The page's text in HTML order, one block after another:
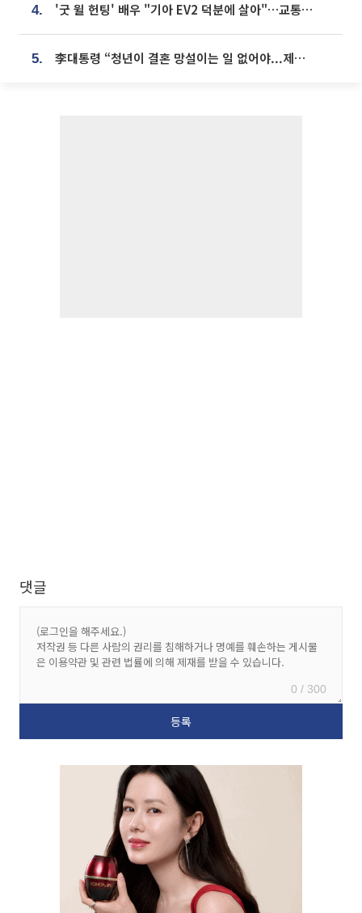
4. '굿 윌 헌팅' 배우 "기아 EV2 덕분에 살아"…교통사고 후 안전성 극찬
5. 李대통령 “청년이 결혼 망설이는 일 없어야...제도상 불이익 조사”
댓글
0 / 300